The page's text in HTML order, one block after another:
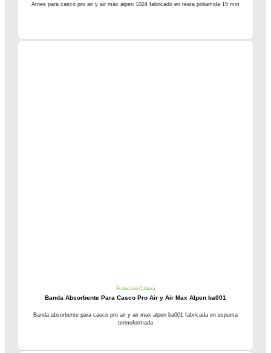
Arnes para casco pro air y air max alpen 1024 fabricado en reata poliamida 15 mm
Protección Cabeza
Banda Absorbente Para Casco Pro Air y Air Max Alpen ba001
Banda absorbente para casco pro air y air max alpen ba001 fabricada en espuma
termoformada